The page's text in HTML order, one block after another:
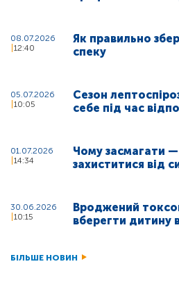
08.07.2026
12:40
Як правильно
спеку
05.07.2026
10:05
Сезон
себе під час
01.07.2026
14:34
Чому засмагати
захиститися від
30.06.2026
10:15
Вроджений
вберегти дитину
БІЛЬШЕ НОВИН